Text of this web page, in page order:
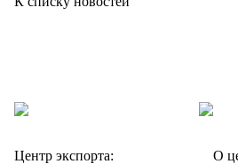
Центр экспорта:
О